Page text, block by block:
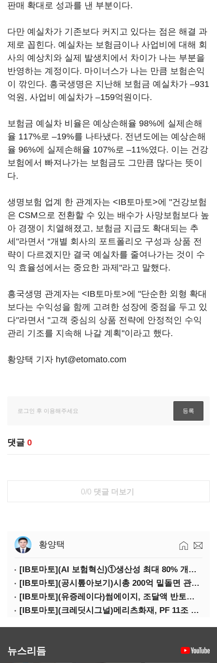
판매 확대로 성과를 낸 부분이다.
다만 예실차가 기존보다 커지고 있다는 점은 해결 과
제로 꼽힌다. 예실차는 보험금이나 사업비에 대해 회
사의 예상치와 실제 발생치에서 차이가 나는 부분을
반영하는 계정이다. 마이너스가 나는 만큼 보험손익
이 깎인다. 흥국생명은 지난해 보험금 예실차가 –931
억원, 사업비 예실차가 –159억원이다.
보험금 예실차 비율은 예상손해율 98%에 실제손해
율 117%로 –19%를 나타냈다. 전년도에는 예상손해
율 96%에 실제손해율 107%로 –11%였다. 이는 건강
보험에서 빠져나가는 보험금도 그만큼 많다는 뜻이
다.
생명보험 업계 한 관계자는 <IB토마토>에 "건강보험
은 CSM으로 전환할 수 있는 배수가 사망보험보다 높
아 경쟁이 치열해졌고, 보험금 지급도 확대되는 추
세"라면서 “개별 회사의 포트폴리오 구성과 상품 전
략이 다르겠지만 결국 예실차를 줄여나가는 것이 수
익 효율성에서는 중요한 과제"라고 말했다.
흥국생명 관계자는 <IB토마토>에 "단순한 외형 확대
보다는 수익성을 함께 고려한 성장에 중점을 두고 있
다"라면서 "고객 중심의 상품 전략에 안정적인 수익
관리 기조를 지속해 나갈 계획"이라고 했다.
황양택 기자 hyt@etomato.com
댓글 0
0/0 댓글 더보기
황양택
[IB토마토](AI 보험혁신)①생산성 최대 80% 개선…현실은 '실행 격차'
[IB토마토](공시톺아보기)시총 200억 밑돌면 관리종목…상폐 피하려면
[IB토마토](유증레이다)썸에이지, 조달액 반토막…시총 200억 못 넘으면 철회
[IB토마토](크레딧시그널)메리츠화재, PF 11조 노출…부동산 사업성 저하 우려
뉴스리듬